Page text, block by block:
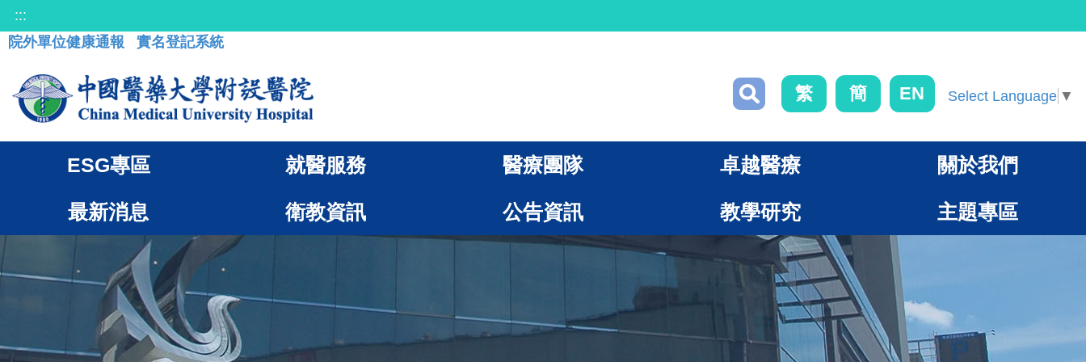
:::
院外單位健康通報
實名登記系統
繁 簡 EN Select Language ▼
ESG專區 就醫服務 醫療團隊 卓越醫療 關於我們
最新消息 衛教資訊 公告資訊 教學研究 主題專區